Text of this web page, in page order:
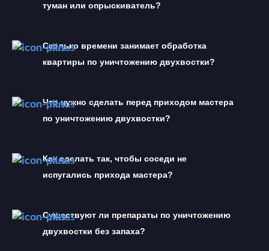
туман или опрыскиватель?
Сколько времени занимает обработка
квартиры по уничтожению двухвостки?
Что нужно сделать перед приходом мастера
по уничтожению двухвостки?
Как сделать так, чтобы соседи не
испугались прихода мастера?
Существуют ли препараты по уничтожению
двухвостки без запаха?